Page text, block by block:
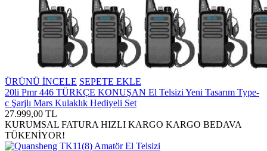
ÜRÜNÜ İNCELE SEPETE EKLE
20li Pmr 446 TÜRKÇE KONUŞAN El Telsizi Yeni Tasarım Type-
c Şarjlı Mars Kulaklık Hediyeli Set
27.999,00 TL
KURUMSAL FATURA HIZLI KARGO KARGO BEDAVA
TÜKENİYOR!